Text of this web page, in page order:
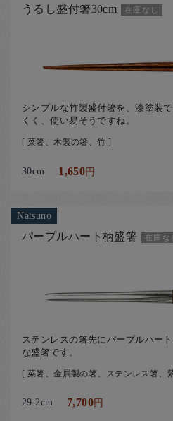
うるし盛付箸30cm 在庫なし
シンプルな竹製盛付箸を、漆塗装
くく、使い易そうですね。
[ 菜箸、木製の箸、竹 ]
30cm 1,650円
Natsuno
パープルハート柄盛箸 在庫な
ステンレスの箸先にパープルハー
な盛箸です。
[ 菜箸、金属製の箸、ステンレス箸、
29.2cm 7,700円